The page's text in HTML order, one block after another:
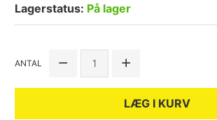
Lagerstatus: På lager
ANTAL
LÆG I KURV